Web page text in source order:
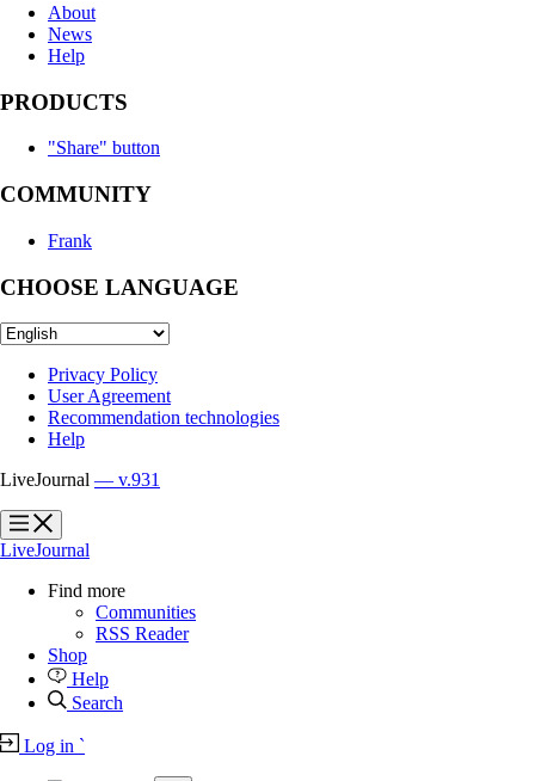
About
News
Help
PRODUCTS
"Share" button
COMMUNITY
Frank
CHOOSE LANGUAGE
Privacy Policy
User Agreement
Recommendation technologies
Help
LiveJournal — v.931
?
?
LiveJournal
Find more
Communities
RSS Reader
Shop
Help
Search
Log in `